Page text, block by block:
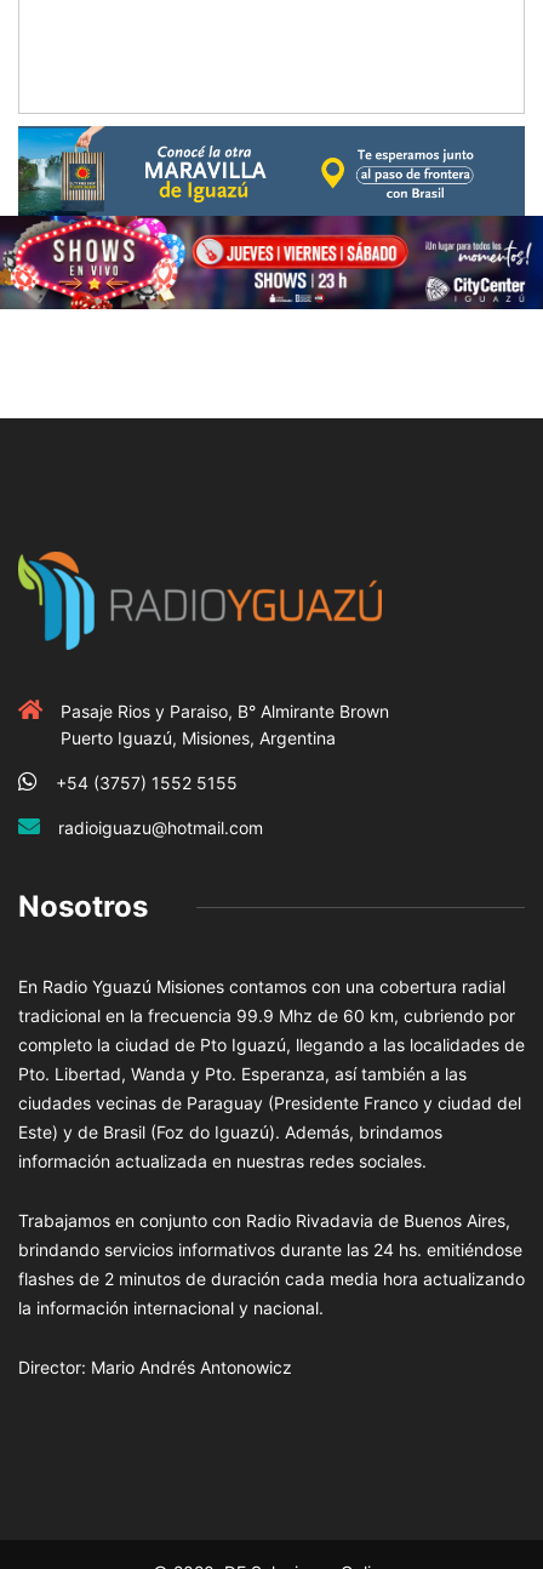
Pasaje Rios y Paraiso, B° Almirante Brown
Puerto Iguazú, Misiones, Argentina
+54 (3757) 1552 5155
radioiguazu@hotmail.com
Nosotros
En Radio Yguazú Misiones contamos con una cobertura radial
tradicional en la frecuencia 99.9 Mhz de 60 km, cubriendo por
completo la ciudad de Pto Iguazú, llegando a las localidades de
Pto. Libertad, Wanda y Pto. Esperanza, así también a las
ciudades vecinas de Paraguay (Presidente Franco y ciudad del
Este) y de Brasil (Foz do Iguazú). Además, brindamos
información actualizada en nuestras redes sociales.
Trabajamos en conjunto con Radio Rivadavia de Buenos Aires,
brindando servicios informativos durante las 24 hs. emitiéndose
flashes de 2 minutos de duración cada media hora actualizando
la información internacional y nacional.
Director: Mario Andrés Antonowicz